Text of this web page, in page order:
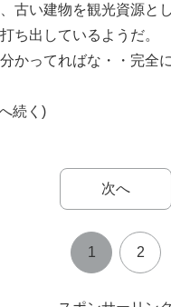
古い建物を観光資源と
ち出しているようだ。
かってればな・・完全
続く)
次へ
1 2